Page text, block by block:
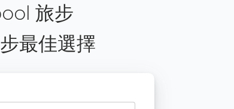
旅步
最佳選擇